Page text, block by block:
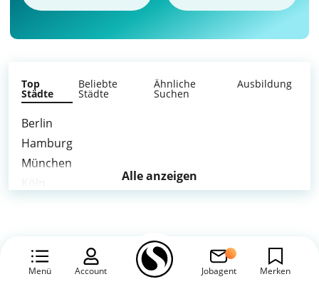
Menü Account Jobagent Merken
Top
Städte
Beliebte
Städte
Ähnliche
Suchen
Ausbildung
Berlin
Hamburg
München
Leipzig
Alle anzeigen